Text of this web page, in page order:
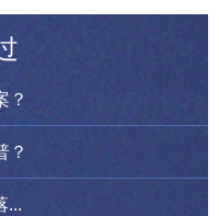
？
？
...